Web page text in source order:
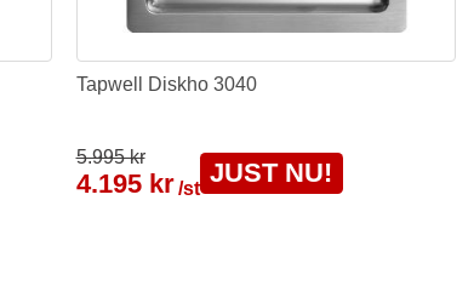
Tapwell Diskho 3040
5.995 kr
4.195 kr /st
JUST NU!